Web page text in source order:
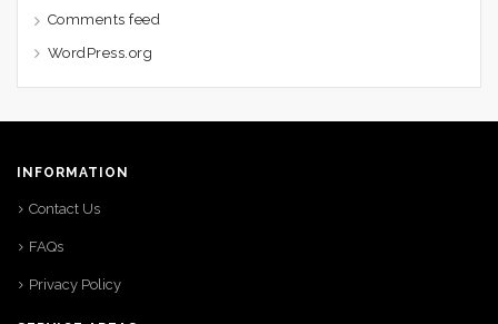
Comments feed
WordPress.org
INFORMATION
Contact Us
FAQs
Privacy Policy